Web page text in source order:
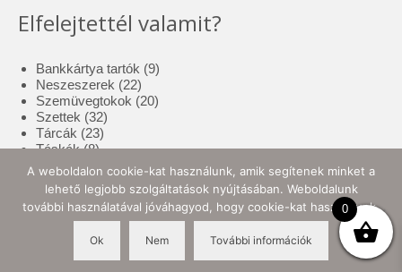
Elfelejtettél valamit?
Bankkártya tartók 99
Neszeszerek 2222
termék
Szemüvegtokok 2020
Szettek 3232
termék
Tárcák 2323
termék
Táskák 88
termék
Tolltartók
termék
Tote bag
3
termék
Zsebkendő tartók 1010
termék
0
A weboldalon cookie-kat használunk, amik segítenek minket a
lehető legjobb szolgáltatások nyújtásában. Weboldalunk
további használatával jóváhagyod, hogy cookie-kat használjunk.
Ok Nem További információk